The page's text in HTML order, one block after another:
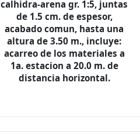
calhidra-arena gr. 1:5, juntas
de 1.5 cm. de espesor,
acabado comun, hasta una
altura de 3.50 m., incluye:
acarreo de los materiales a
1a. estacion a 20.0 m. de
distancia horizontal.